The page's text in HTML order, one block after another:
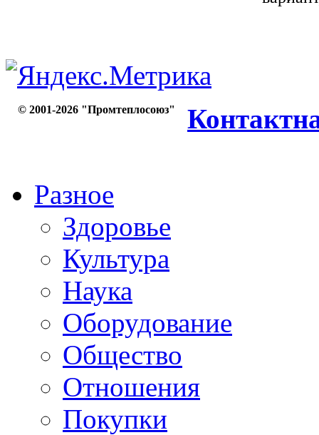
© 2001-2026 "Промтеплосоюз"
Разное
Здоровье
Культура
Наука
Оборудование
Общество
Отношения
Покупки